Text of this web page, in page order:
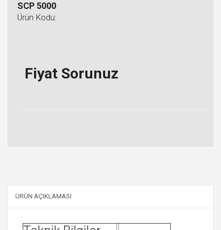
SCP 5000
Ürün Kodu:
Fiyat Sorunuz
ÜRÜN AÇIKLAMASI